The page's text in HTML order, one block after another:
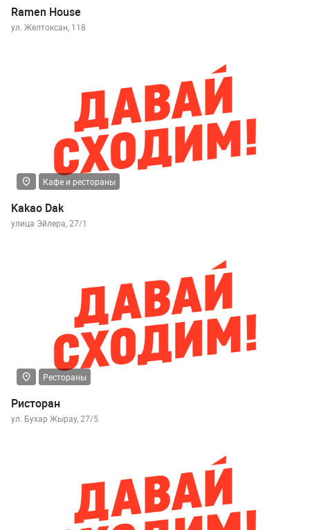
Ramen House
ул. Желтоксан, 118
Кафе и рестораны
Kakao Dak
улица Эйлера, 27/1
Рестораны
Ристоран
ул. Бухар Жырау, 27/5